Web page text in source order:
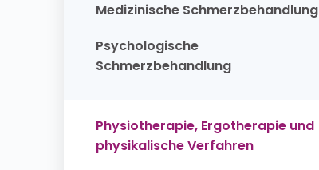
Medizinische Schmerzbehandlung
Psychologische
Schmerzbehandlung
Physiotherapie, Ergotherapie und
physikalische Verfahren